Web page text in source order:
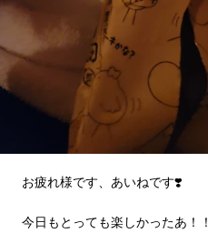
お疲れ様です、あいねです❣️
今日もとっても楽しかったあ！！